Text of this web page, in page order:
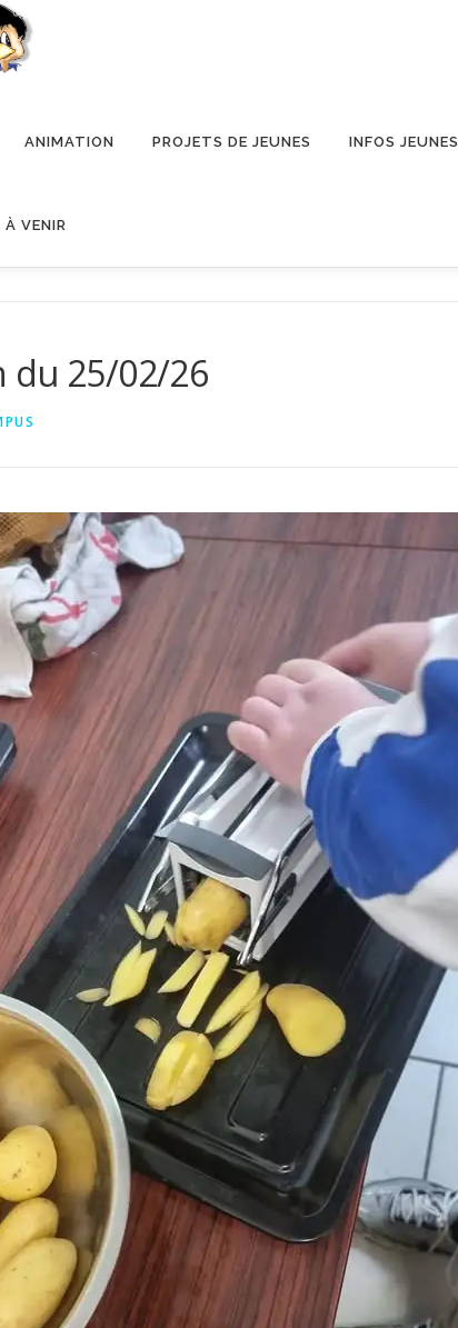
ANIMATION PROJETS DE JEUNES INFOS JEUNES
À VENIR
du 25/02/26